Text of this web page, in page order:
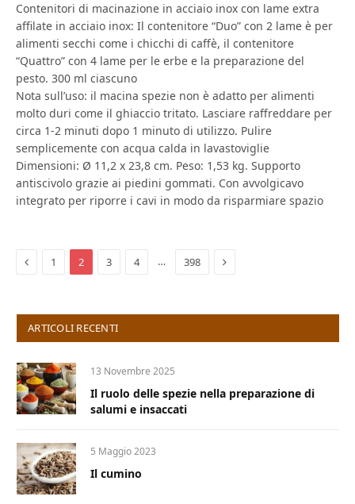
Contenitori di macinazione in acciaio inox con lame extra
affilate in acciaio inox: Il contenitore “Duo” con 2 lame è per
alimenti secchi come i chicchi di caffè, il contenitore
“Quattro” con 4 lame per le erbe e la preparazione del
pesto. 300 ml ciascuno
Nota sull’uso: il macina spezie non è adatto per alimenti
molto duri come il ghiaccio tritato. Lasciare raffreddare per
circa 1-2 minuti dopo 1 minuto di utilizzo. Pulire
semplicemente con acqua calda in lavastoviglie
Dimensioni: Ø 11,2 x 23,8 cm. Peso: 1,53 kg. Supporto
antiscivolo grazie ai piedini gommati. Con avvolgicavo
integrato per riporre i cavi in modo da risparmiare spazio
Previous
1 2 3 4 … 398 Next
ARTICOLI RECENTI
13 Novembre 2025
Il ruolo delle spezie nella preparazione di
salumi e insaccati
5 Maggio 2023
Il cumino